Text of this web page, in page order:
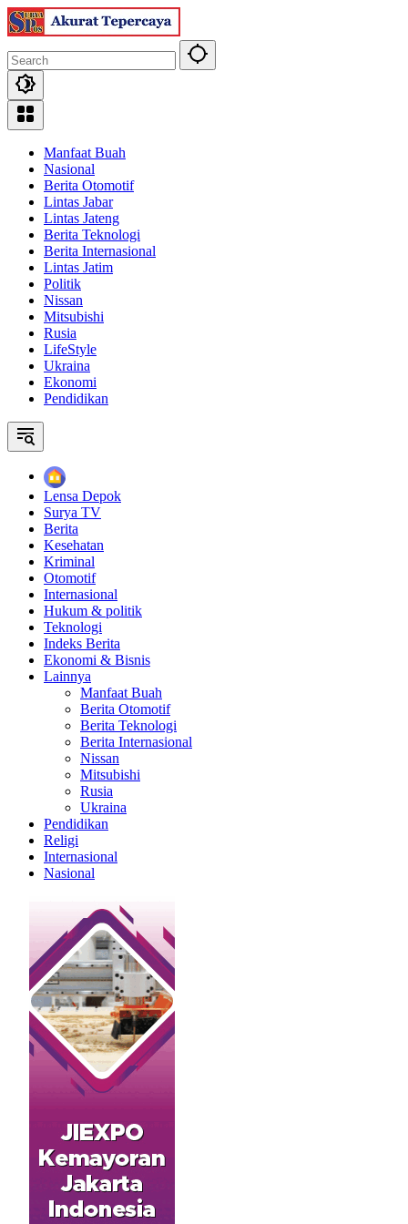
Skip
to
Manfaat Buah
Nasional
Berita Otomotif
Lintas Jabar
Lintas Jateng
Berita Teknologi
Berita Internasional
Lintas Jatim
Politik
Nissan
Mitsubishi
Rusia
LifeStyle
Ukraina
Ekonomi
Pendidikan
Home
Lensa Depok
Surya TV
Berita
Kesehatan
Kriminal
Otomotif
Internasional
Hukum & politik
Teknologi
Indeks Berita
Ekonomi & Bisnis
Lainnya
Manfaat Buah
Berita Otomotif
Berita Teknologi
Berita Internasional
Nissan
Mitsubishi
Rusia
Ukraina
Pendidikan
Religi
Internasional
Nasional